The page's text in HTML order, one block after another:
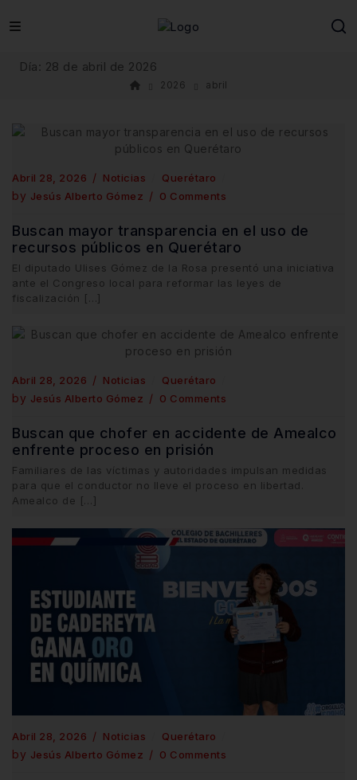
to
Día: 28 de abril de 2026
2026 abril
Abril 28, 2026 Noticias Querétaro
by Jesús Alberto Gómez 0 Comments
Buscan mayor transparencia en el uso de
recursos públicos en Querétaro
El diputado Ulises Gómez de la Rosa presentó una iniciativa
ante el Congreso local para reformar las leyes de
fiscalización […]
Abril 28, 2026 Noticias Querétaro
by Jesús Alberto Gómez 0 Comments
Buscan que chofer en accidente de Amealco
enfrente proceso en prisión
Familiares de las víctimas y autoridades impulsan medidas
para que el conductor no lleve el proceso en libertad.
Amealco de […]
Abril 28, 2026 Noticias Querétaro
by Jesús Alberto Gómez 0 Comments